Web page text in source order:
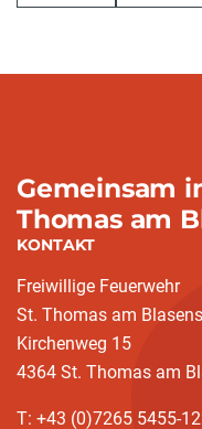
Gemeinsam
Thomas am
KONTAKT
Freiwillige Feuerwehr
St. Thomas am
Kirchenweg 15
4364 St. Thomas am
T: +43 (0)7265 5455-